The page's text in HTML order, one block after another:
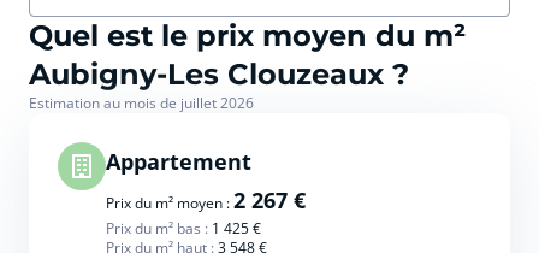
Quel est le prix moyen du m²
Aubigny-Les Clouzeaux ?
Estimation au mois de juillet 2026
Appartement
Prix du m² moyen :2 267 €
Prix du m² bas : 1 425 €
Prix du m² haut :3 548 €